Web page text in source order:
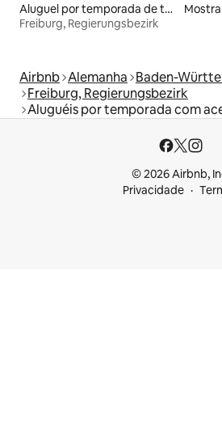
Aluguel por temporada de townhouses
Freiburg, Regierungsbezirk
Airbnb Alemanha Baden-
Freiburg, Regierungsbezirk
Aluguéis por temporada com
© 2026 Airbnb,
Privacidade